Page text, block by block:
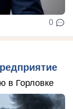
0
в Горловке